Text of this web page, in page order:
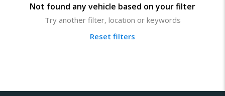
Not found any vehicle based on your filter
Try another filter, location or keywords
Reset filters